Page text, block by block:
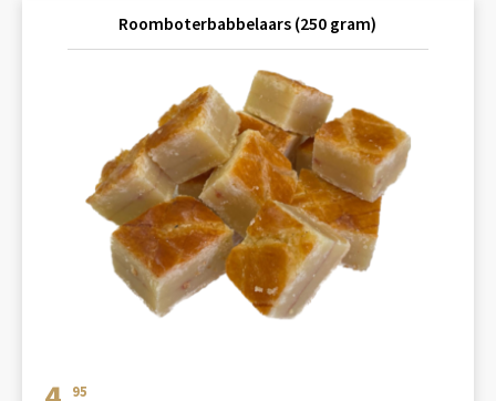
Roomboterbabbelaars (250 gram)
95